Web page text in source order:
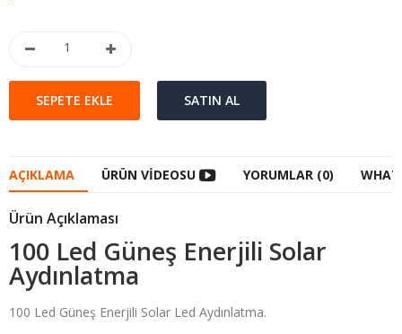
AÇIKLAMA ÜRÜN VIDEOSU YORUMLAR (0)
Ürün Açıklaması
100 Led Güneş Enerjili Solar
Aydınlatma
100 Led Güneş Enerjili Solar Led Aydınlatma.